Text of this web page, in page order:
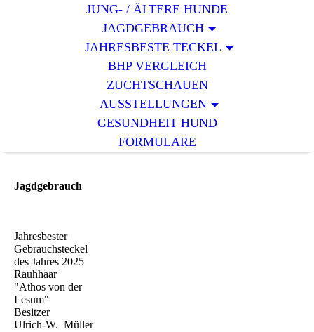
JUNG- / ÄLTERE HUNDE
JAGDGEBRAUCH
JAHRESBESTE TECKEL
BHP VERGLEICH
ZUCHTSCHAUEN
AUSSTELLUNGEN
GESUNDHEIT HUND
FORMULARE
Jagdgebrauch
Jahresbester
Gebrauchsteckel
des Jahres 2025
Rauhhaar
"Athos von der
Lesum"
Besitzer
Ulrich-W. Müller